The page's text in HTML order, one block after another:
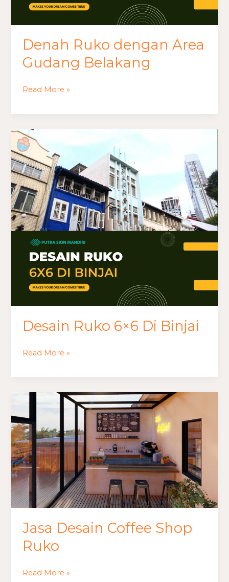
Denah Ruko dengan Area
Gudang Belakang
Read More »
Desain Ruko 6×6 Di Binjai
Desain
Ruko
6×6
Di
Binjai
Read More »
Jasa Desain Coffee Shop
Ruko
Coffee
Shop
Ruko
Read More »